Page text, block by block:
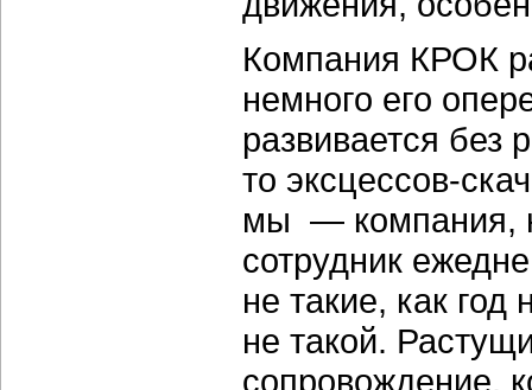
Компания КРОК
немного его
развивается без
то эксцессов-
мы — компания,
сотрудник
не такие, как год
не такой.
сопровождение,